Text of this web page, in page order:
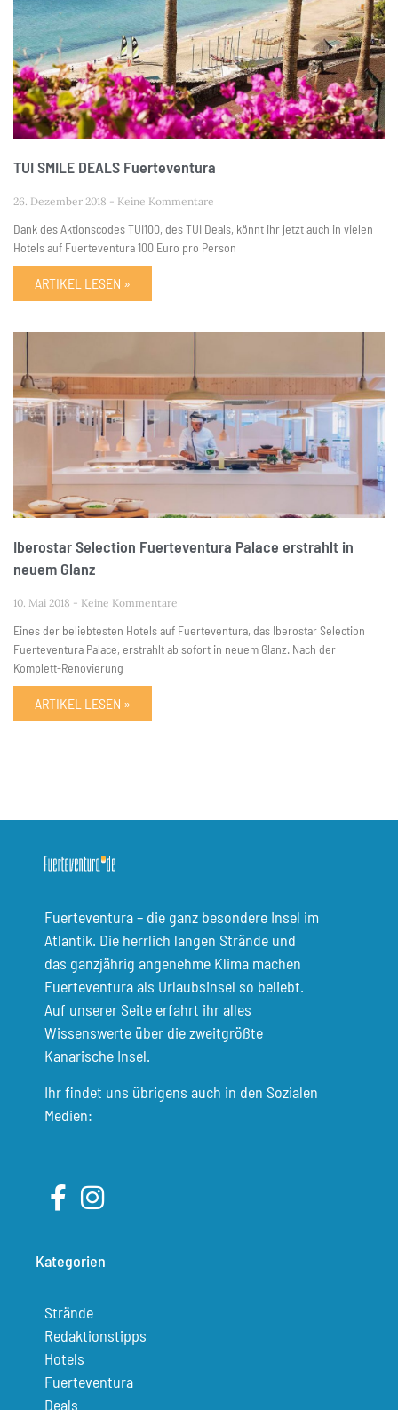
TUI SMILE DEALS Fuerteventura
26. Dezember 2018 Keine Kommentare
Dank des Aktionscodes TUI100, des TUI Deals, könnt ihr jetzt auch in vielen
Hotels auf Fuerteventura 100 Euro pro Person
ARTIKEL LESEN »
Iberostar Selection Fuerteventura Palace erstrahlt in
neuem Glanz
10. Mai 2018 Keine Kommentare
Eines der beliebtesten Hotels auf Fuerteventura, das Iberostar Selection
Fuerteventura Palace, erstrahlt ab sofort in neuem Glanz. Nach der
Komplett-Renovierung
ARTIKEL LESEN »
Fuerteventura – die ganz besondere Insel im
Atlantik. Die herrlich langen Strände und
das ganzjährig angenehme Klima machen
Fuerteventura als Urlaubsinsel so beliebt.
Auf unserer Seite erfahrt ihr alles
Wissenswerte über die zweitgrößte
Kanarische Insel.
Ihr findet uns übrigens auch in den Sozialen
Medien:
Kategorien
Strände
Redaktionstipps
Hotels
Fuerteventura
Deals